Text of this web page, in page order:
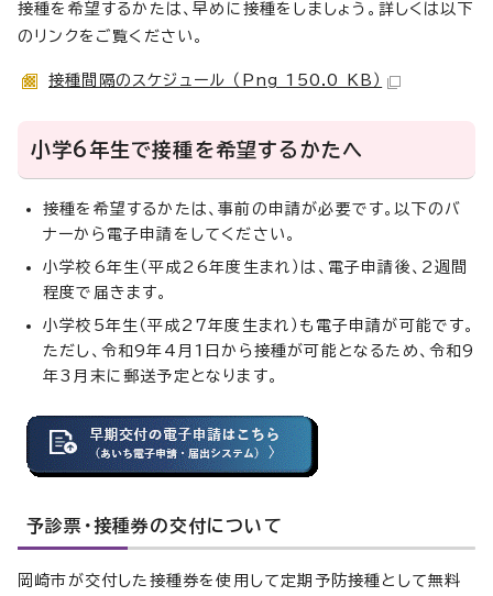
接種を希望するかたは、早めに接種をしましょう。詳しくは以下
のリンクをご覧ください。
接種間隔のスケジュール （Png 150.0 KB）
小学6年生で接種を希望するかたへ
接種を希望するかたは、事前の申請が必要です。以下のバ
ナーから電子申請をしてください。
小学校6年生（平成26年度生まれ）は、電子申請後、2週間
程度で届きます。
小学校5年生（平成27年度生まれ）も電子申請が可能です。
ただし、令和9年4月1日から接種が可能となるため、令和9
年3月末に郵送予定となります。
予診票・接種券の交付について
岡崎市が交付した接種券を使用して定期予防接種として無料